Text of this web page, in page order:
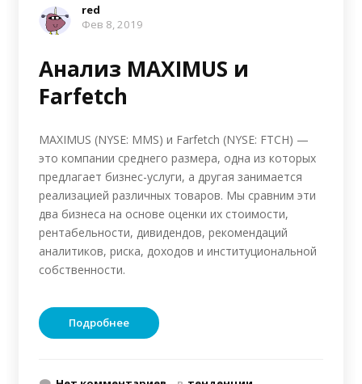
red
Фев 8, 2019
Анализ MAXIMUS и
Farfetch
MAXIMUS (NYSE: MMS) и Farfetch (NYSE: FTCH) —
это компании среднего размера, одна из которых
предлагает бизнес-услуги, а другая занимается
реализацией различных товаров. Мы сравним эти
два бизнеса на основе оценки их стоимости,
рентабельности, дивидендов, рекомендаций
аналитиков, риска, доходов и институциональной
собственности.
Подробнее